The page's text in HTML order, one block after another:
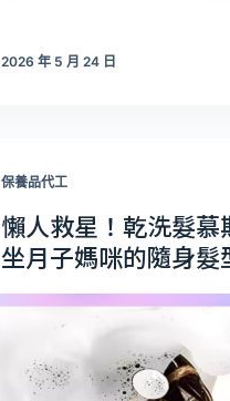
2026 年 5 月 24 日
保養品代工
懶人救星！乾洗髮慕
坐月子媽咪的隨身髮